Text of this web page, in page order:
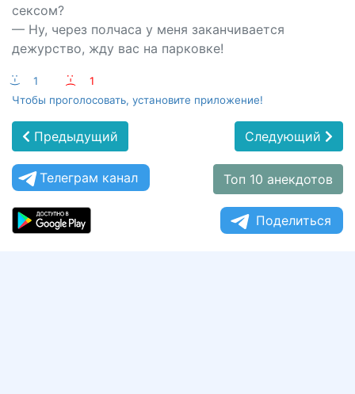
cекcом?
— Ну, через полчаса у меня заканчивается
дежурство, жду вас на парковке!
:-) 1 :-(
1
Чтобы проголосовать, установите приложение!
Предыдущий Следующий
Телеграм канал Топ 10 анекдотов
Поделиться